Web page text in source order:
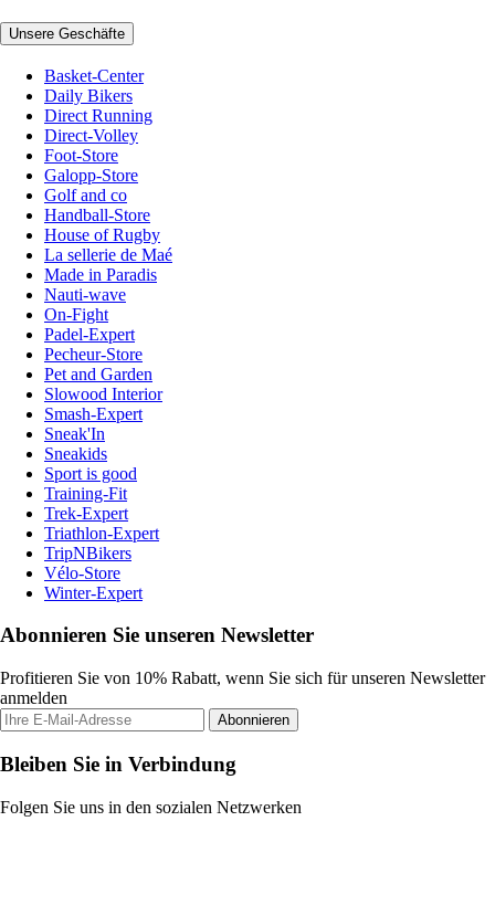
Unsere Geschäfte
Basket-Center
Daily Bikers
Direct Running
Direct-Volley
Foot-Store
Galopp-Store
Golf and co
Handball-Store
House of Rugby
La sellerie de Maé
Made in Paradis
Nauti-wave
On-Fight
Padel-Expert
Pecheur-Store
Pet and Garden
Slowood Interior
Smash-Expert
Sneak'In
Sneakids
Sport is good
Training-Fit
Trek-Expert
Triathlon-Expert
TripNBikers
Vélo-Store
Winter-Expert
Abonnieren Sie unseren Newsletter
Profitieren Sie von 10% Rabatt, wenn Sie sich für unseren Newsletter
anmelden
Abonnieren
Bleiben Sie in Verbindung
Folgen Sie uns in den sozialen Netzwerken